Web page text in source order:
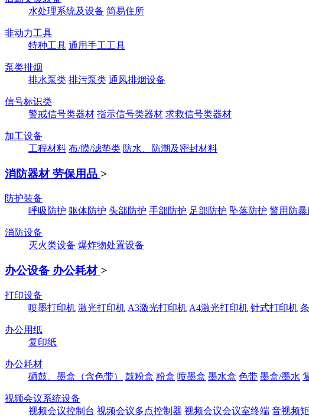
水处理系统及设备 简易住所
非动力工具
特种工具 通用手工工具
泵类排烟
排水泵类 排污泵类 通风排烟设备
信号标识类
警戒信号类器材 指示信号类器材 求救信号类器材
加工设备
工程材料 布/膜/滤垫类 防水、防潮及密封材料
消防器材 劳保用品 >
防护装备
呼吸防护 躯体防护 头部防护 手部防护 足部防护 坠落防护 警用防暴
消防设备
灭火类设备 爆炸物处置设备
办公设备 办公耗材 >
打印设备
喷墨打印机 激光打印机 A3激光打印机 A4激光打印机 针式打印机
办公用纸
复印纸
办公耗材
硒鼓、墨盒（含色带）
鼓粉盒 粉盒 喷墨盒 墨水盒 色带 墨盒/墨水
视频会议系统设备
视频会议控制台 视频会议多点控制器 视频会议会议室终端 音视频